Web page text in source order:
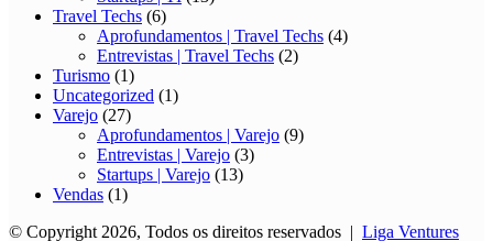
Travel Techs (6)
Aprofundamentos | Travel Techs (4)
Entrevistas | Travel Techs (2)
Turismo (1)
Uncategorized (1)
Varejo (27)
Aprofundamentos | Varejo (9)
Entrevistas | Varejo (3)
Startups | Varejo (13)
Vendas (1)
© Copyright 2026, Todos os direitos reservados | Liga Ventures